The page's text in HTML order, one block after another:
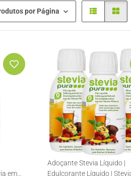
por Página
em
Adoçante Stevia Líquido |
Edulcorante Líquido |